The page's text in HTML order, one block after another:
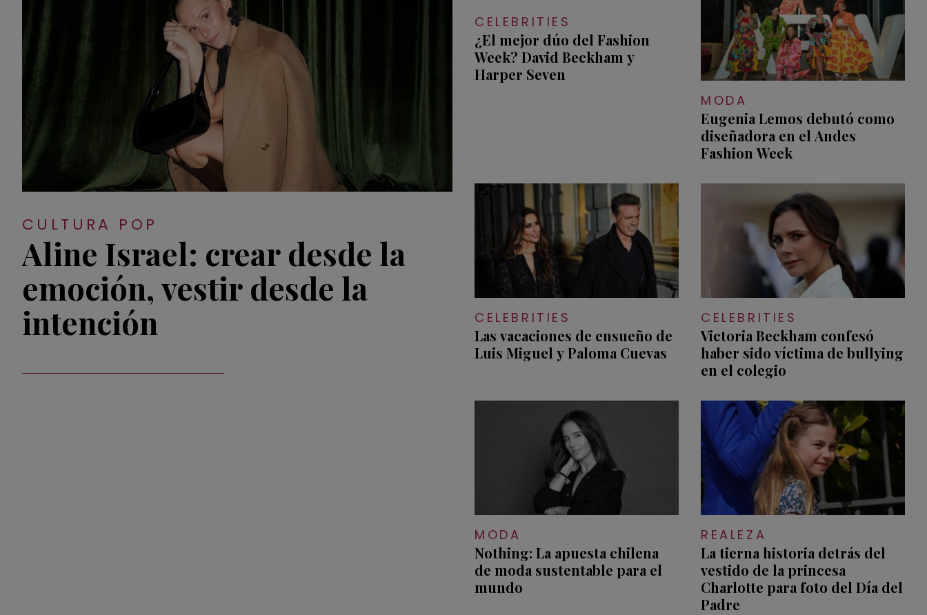
CULTURA POP
Aline Israel: crear desde la
emoción, vestir desde la
intención
CELEBRITIES
¿El mejor dúo del Fashion
Week? David Beckham y
Harper Seven
MODA
Eugenia Lemos debutó como
diseñadora en el Andes
Fashion Week
CELEBRITIES
Las vacaciones de ensueño de
Luis Miguel y Paloma Cuevas
CELEBRITIES
Victoria Beckham confesó
haber sido víctima de bullying
en el colegio
MODA
Nothing: La apuesta chilena
de moda sustentable para el
mundo
REALEZA
La tierna historia detrás del
vestido de la princesa
Charlotte para foto del Día del
Padre